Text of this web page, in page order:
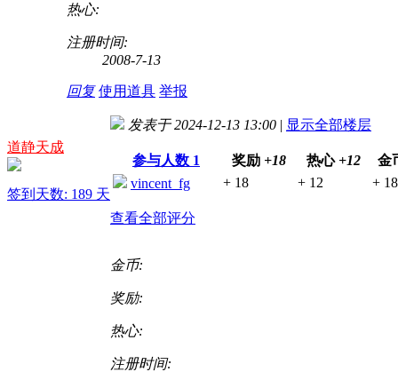
热心:
注册时间:
2008-7-13
回复 使用道具 举报
道静天成
签到天数: 189 天
发表于 2024-12-13 13:00 | 显示全部楼层
参与人数 1 奖励 +18 热心 +12
金
vincent_fg
+ 18 + 12 +
查看全部评分
金币:
奖励:
热心:
注册时间: